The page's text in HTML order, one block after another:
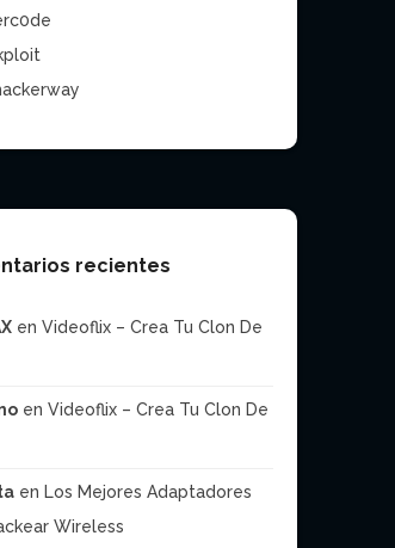
recientes
en Videoflix – Crea Tu Clon De
en Videoflix – Crea Tu Clon De
en Los Mejores Adaptadores
Wireless